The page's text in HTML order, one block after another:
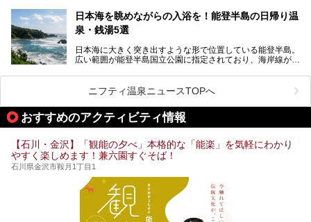
今回はそんなサウナによく行く人もこれから楽しむ人も格安
で楽しめるサウナを紹介します。
など、種類豊富ですよ。
日本海を眺めながらの入浴を！能登半島の日帰り温
泉・銭湯5選
日本海に大きく突き出すような形で位置している能登半島。
広い範囲が能登半島国立公園に指定されており、海岸線が作
車で行くのがオススメですが、ドライブの際にぜひ一緒に楽
しんでいただきたいのが温泉です。絶景を眺めながらつかる
温泉は最高ですよ！ 今回はそんな能登の温泉を5つご紹介
します。
ニフティ温泉ニュースTOPへ
おすすめのアクティビティ情報
【石川・金沢】「観能の夕べ」本格的な「能楽」を気軽にわかり
やすく楽しめます！兼六園すぐそば！
石川県金沢市鞍月1丁目1